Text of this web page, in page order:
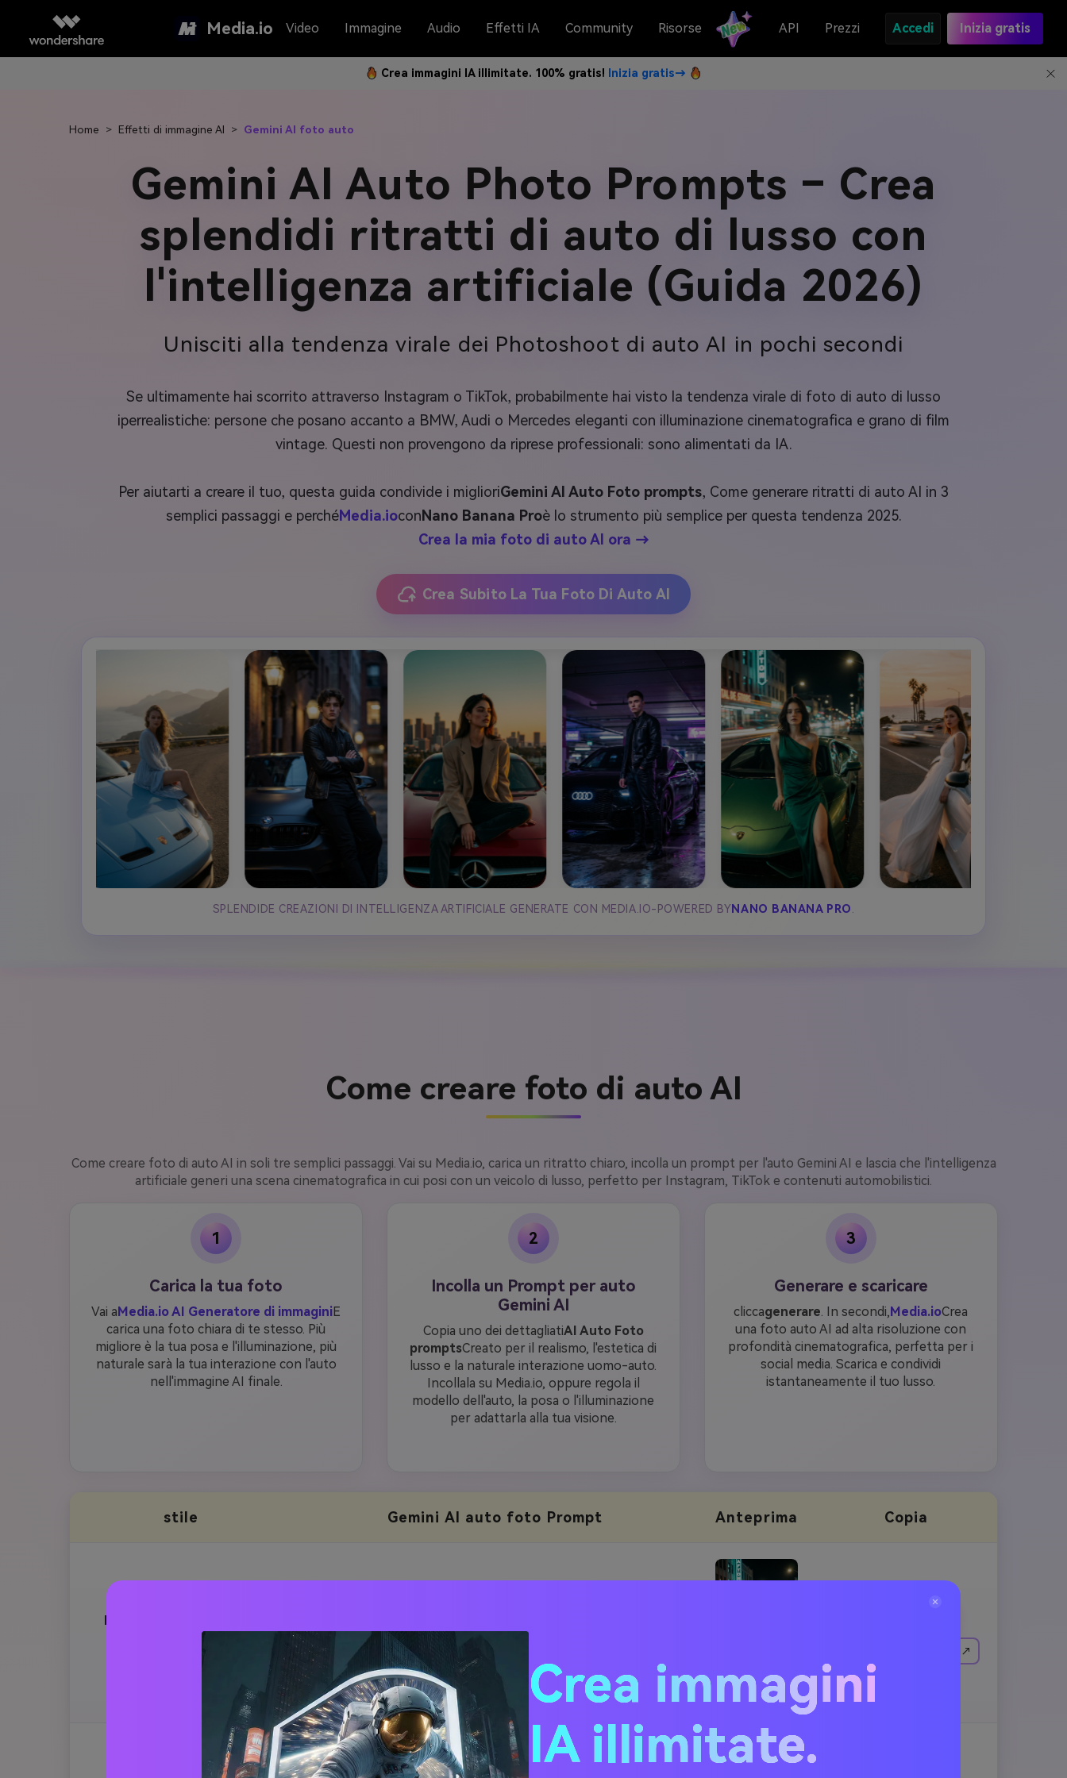
Media.io Video Immagine Audio Effetti IA Community Risorse API Prezzi Accedi Inizia gratis
Crea immagini IA illimitate. 100% gratis! Inizia gratis→
Home > Effetti di immagine AI > Gemini AI foto auto
Gemini AI Auto Photo Prompts – Crea
splendidi ritratti di auto di lusso con
l'intelligenza artificiale (Guida 2026)
Unisciti alla tendenza virale dei Photoshoot di auto AI in pochi secondi
Se ultimamente hai scorrito attraverso Instagram o TikTok, probabilmente hai visto la tendenza virale di foto di auto di lusso
iperrealistiche: persone che posano accanto a BMW, Audi o Mercedes eleganti con illuminazione cinematografica e grano di film
vintage. Questi non provengono da riprese professionali: sono alimentati da IA.
Per aiutarti a creare il tuo, questa guida condivide i miglioriGemini AI Auto Foto prompts, Come generare ritratti di auto AI in 3
semplici passaggi e perchéMedia.ioconNano Banana Proè lo strumento più semplice per questa tendenza 2025.
Crea la mia foto di auto AI ora →
Crea Subito La Tua Foto Di Auto AI
SPLENDIDE CREAZIONI DI INTELLIGENZA ARTIFICIALE GENERATE CON MEDIA.IO-POWERED BY NANO BANANA PRO
Come creare foto di auto AI
Come creare foto di auto AI in soli tre semplici passaggi. Vai su Media.io, carica un ritratto chiaro, incolla un prompt per l'auto Gemini AI e lascia che l'intelligenza
artificiale generi una scena cinematografica in cui posi con un veicolo di lusso, perfetto per Instagram, TikTok e contenuti automobilistici.
1
Carica la tua foto
Vai aMedia.io AI Generatore di immaginiE
carica una foto chiara di te stesso. Più
migliore è la tua posa e l'illuminazione, più
naturale sarà la tua interazione con l'auto
nell'immagine AI finale.
2
Incolla un Prompt per auto
Gemini AI
Copia uno dei dettagliatiAI Auto Foto
promptsCreato per il realismo, l'estetica di
lusso e la naturale interazione uomo-auto.
Incollala su Media.io, oppure regola il
modello dell'auto, la posa o l'illuminazione
per adattarla alla tua visione.
3
Generare e scaricare
cliccagenerare. In secondi,Media.ioCrea
una foto auto AI ad alta risoluzione con
profondità cinematografica, perfetta per i
social media. Scarica e condividi
istantaneamente il tuo lusso.
stile Gemini AI auto foto Prompt Anteprima Copia
Lamborghini verde notte
sera a una spalla verde smeraldo con fessura alta, abbinato al colore
dell'auto. Scattato da una prospettiva laterale a basso angolo che
mostra il logo Lamborghini bull sul cofano anteriore. Sentieri leggeri
dal traffico di passaggio in sfondo. Ambiente urbano con segnaletica
al neon e luci stradali che creano effetto bokeh. L'iconico logo della
vettura è chiaramente visibile e a fuoco netto. Classificazione
cinematografica del colore con toni teal e oro, texture di grano di
pellicola. pose sicura e naturale, dettagli della pelle ultra-realistici,
risoluzione 8K, rapporto aspetto verticale 9:16. Non cambiare i miei
Crea un'immagine simile ↗
Crea immagini
IA illimitate.